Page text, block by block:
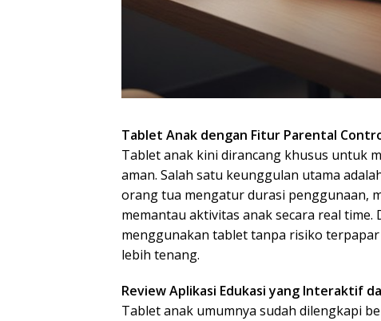
Tablet Anak dengan Fitur Parental
Tablet anak kini dirancang khusus untuk
aman. Salah satu keunggulan utama
orang tua mengatur durasi penggunaan,
memantau aktivitas anak secara real
menggunakan tablet tanpa risiko
lebih tenang.
Review Aplikasi Edukasi yang Interaktif
Tablet anak umumnya sudah dilengkapi